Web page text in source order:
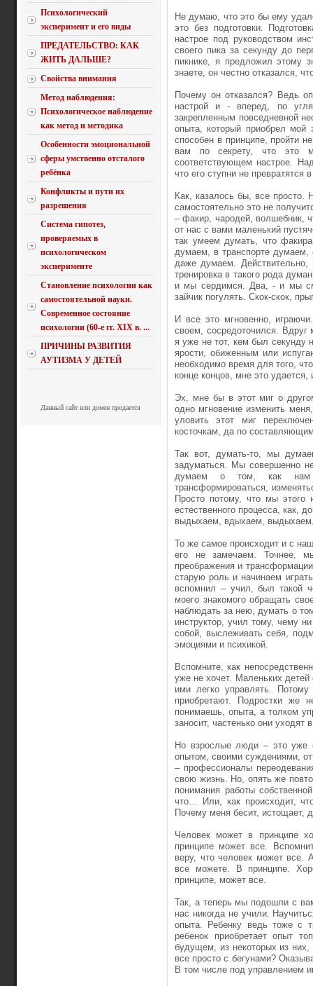
Психологический
эксперимент и его виды
ПРЕДАТЕЛЬСТВО: КАК
ЖИТЬ ДАЛЬШЕ?
Свойства внимания
Метод наблюдения:
Психологическое наблюдение
как метод и методика
Особенности эмоциональной
сферы умственно отсталого
ребёнка
Конфликты и пути их
разрешения
Система гипотез,
проверяемых в
психологическом
эксперименте
Становление психологии как
самостоятельной науки.
Современное состояние
психологии (60-е гг. XIX в. ...
ПРИЧИНЫ РАЗВИТИЯ
АУТИЗМА У ДЕТЕЙ
Данный сайт или домен продается
Не думаю, что это бы ему
это без подготовки.
настрое под руководством
своего пика за секунду до
пикнике, я предложил этому
знаете, он честно отказался,
Почему он отказался? Ведь
настрой и - вперед, по
закрепленным повседневной
опыта, который приобрел
способен в принципе, пройти
вам по секрету, что это
соответствующем настрое.
что его ступни не
Как, казалось бы, все просто.
самостоятельно это не
– факир, чародей, волшебник,
от нас с вами маленький
так умеем думать, что
думаем, в транспорте
даже думаем. Действительно,
тренировка в такого рода
и мы сердимся. Два, - и мы
зайчик погулять. Скок-скок,
И все это мгновенно,
своем, сосредоточился.
я уже не тот, кем был секунду
ярости, обиженным или
необходимо время для того,
конце концов, мне это
Эх, мне бы в этот миг о
одно мгновение изменить
уловить этот миг
косточкам, да по
Так вот, думать-то, мы
задуматься. Мы совершенно
думаем о том, как нам
трансформироваться,
Просто потому, что мы
естественного процесса,
выдыхаем, вдыхаем, выдыхаем.
То же самое происходит и с
его не замечаем. Точнее,
преображения и
старую роль и начинаем
вспомнил – учил, был такой
моего знакомого обращать
наблюдать за нею, думать о
инструктор, учил тому, чему
собой, выслеживать себя,
эмоциями и психикой.
Вспомните, как
уже не хочет. Маленьких детей
ими легко управлять.
приобретают. Подростки же
понимаешь, опыта, а толком
заносит, частенько они
Но взрослые люди – это уже
опытом, своими суждениями,
– профессионалы
свою жизнь. Но, опять же
понимания работы
что… Или, как происходит,
Почему меня бесит, истощает,
Человек может в принципе
принципе может все.
веру, что человек может все.
все можете. В принципе.
принципе, может все.
Так, а теперь мы подошли с
нас никогда не учили.
опыта. Ребенку ведь тоже с
ребенок приобретает опыт
будущем, из некоторых из
все просто с бегунами?
В том числе под управлением